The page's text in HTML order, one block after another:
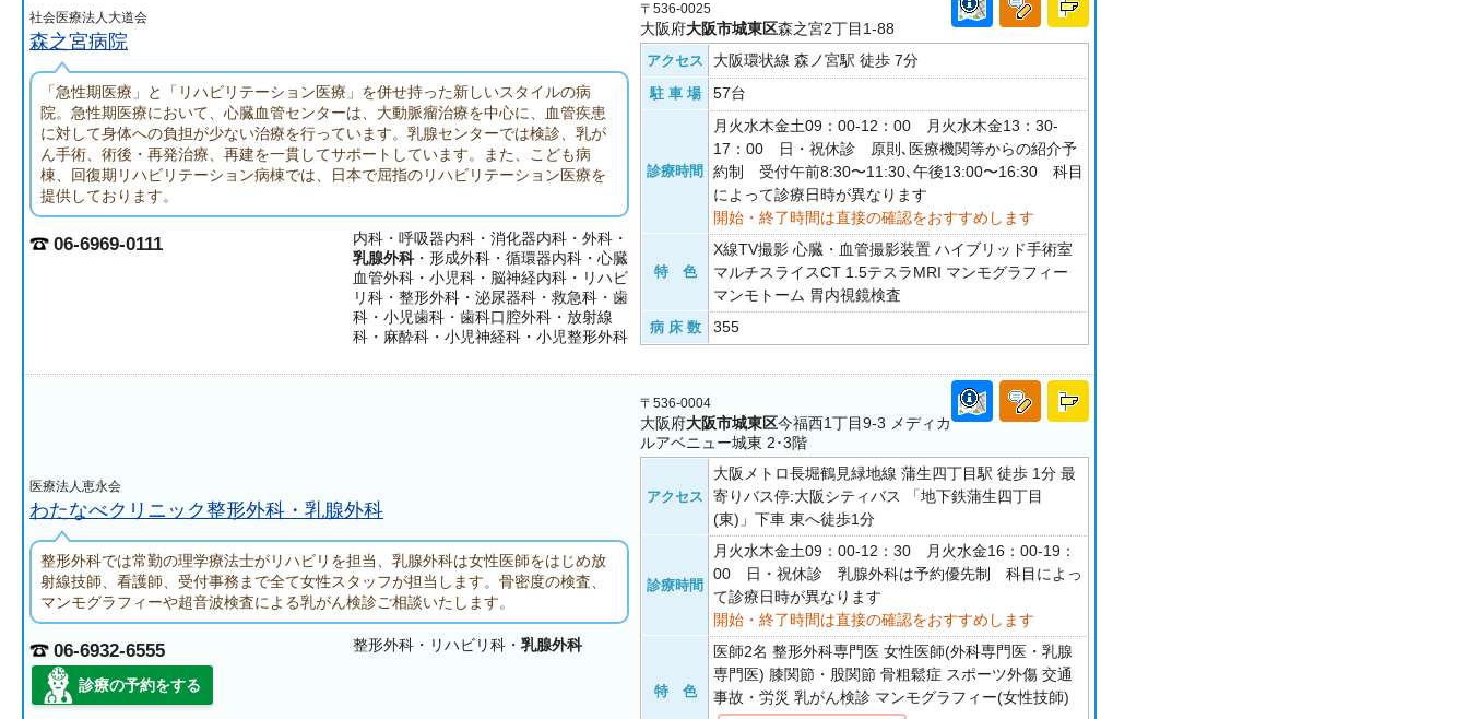
社会医療法人大道会
森之宮病院
「急性期医療」と「リハビリテーション医療」を併せ持った新しいスタイルの病
院。急性期医療において、心臓血管センターは、大動脈瘤治療を中心に、血管疾患
に対して身体への負担が少ない治療を行っています。乳腺センターでは検診、乳が
ん手術、術後・再発治療、再建を一貫してサポートしています。また、こども病
棟、回復期リハビリテーション病棟では、日本で屈指のリハビリテーション医療を
提供しております。
06-6969-0111
内科・呼吸器内科・消化器内科・外科・
乳腺外科・形成外科・循環器内科・心臓
血管外科・小児科・脳神経内科・リハビ
リ科・整形外科・泌尿器科・救急科・歯
科・小児歯科・歯科口腔外科・放射線
科・麻酔科・小児神経科・小児整形外科
〒536-0025
大阪府大阪市城東区森之宮2丁目1-88
アクセス 大阪環状線 森ノ宮駅 徒歩 7分
駐 車 場 57台
診療時間
月火水木金土09：00-12：00 月火水木金13：30-
17：00 日・祝休診 原則､医療機関等からの紹介予
約制 受付午前8:30〜11:30､午後13:00〜16:30 科目
によって診療日時が異なります
開始・終了時間は直接の確認をおすすめします
特 色
X線TV撮影 心臓・血管撮影装置 ハイブリッド手術室
マルチスライスCT 1.5テスラMRI マンモグラフィー
マンモトーム 胃内視鏡検査
病 床 数 355
医療法人恵永会
わたなべクリニック整形外科・乳腺外科
整形外科では常勤の理学療法士がリハビリを担当、乳腺外科は女性医師をはじめ放
射線技師、看護師、受付事務まで全て女性スタッフが担当します。骨密度の検査、
マンモグラフィーや超音波検査による乳がん検診ご相談いたします。
06-6932-6555
診療の予約をする
整形外科・リハビリ科・乳腺外科
〒536-0004
大阪府大阪市城東区今福西1丁目9-3 メディカ
ルアベニュー城東 2･3階
アクセス
大阪メトロ長堀鶴見緑地線 蒲生四丁目駅 徒歩 1分 最
寄りバス停:大阪シティバス 「地下鉄蒲生四丁目
(東)」下車 東へ徒歩1分
診療時間
月火水木金土09：00-12：30 月火水金16：00-19：
00 日・祝休診 乳腺外科は予約優先制 科目によっ
て診療日時が異なります
開始・終了時間は直接の確認をおすすめします
特 色
医師2名 整形外科専門医 女性医師(外科専門医・乳腺
専門医) 膝関節・股関節 骨粗鬆症 スポーツ外傷 交通
事故・労災 乳がん検診 マンモグラフィー(女性技師)